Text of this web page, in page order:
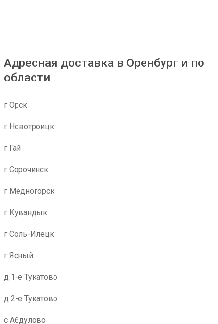
Адресная доставка в Оренбург и по
области
г Орск
г Новотроицк
г Гай
г Сорочинск
г Медногорск
г Кувандык
г Соль-Илецк
г Ясный
д 1-е Тукатово
д 2-е Тукатово
с Абдулово